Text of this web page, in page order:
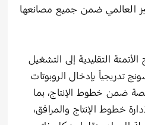
العالمي ضمن جميع مصانعها
التقليدية إلى التشغيل
تدريجياً بإدخال الروبوتات
ضمن خطوط الإنتاج، بما
خطوط الإنتاج والمرافق،